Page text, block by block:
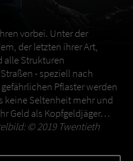
vorbei. Unter der
der letzten ihrer Art,
alle Strukturen
- speziell nach
Pflaster werden
keine Seltenheit mehr und
Geld als Kopfgeldjäger…
© 2019 Twentieth